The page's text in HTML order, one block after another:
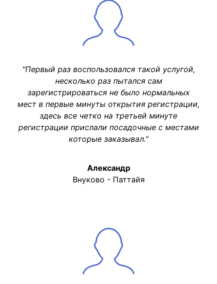
"Первый раз воспользовался такой услугой,
несколько раз пытался сам
зарегистрироваться не было нормальных
мест в первые минуты открытия регистрации,
здесь все четко на третьей минуте
регистрации прислали посадочные с местами
которые заказывал."
Александр
Внуково - Паттайя